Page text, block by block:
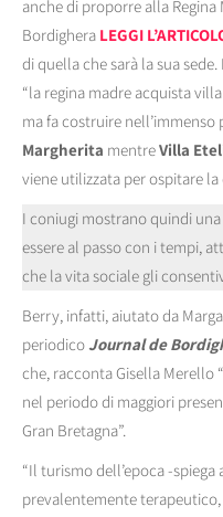
anche di proporre alla
Bordighera LEGGI
di quella che sarà la sua
“la regina madre acquista
ma fa costruire nell’immenso
Margherita mentreVilla
viene utilizzata per ospitare la
I coniugi mostrano quindi
essere al passo con i tempi,
che la vita sociale gli
Berry, infatti, aiutato da
periodicoJournal de
che, racconta Gisella Merello
nel periodo di maggiori
Gran Bretagna”.
“Il turismo dell’epoca -spiega
prevalentemente